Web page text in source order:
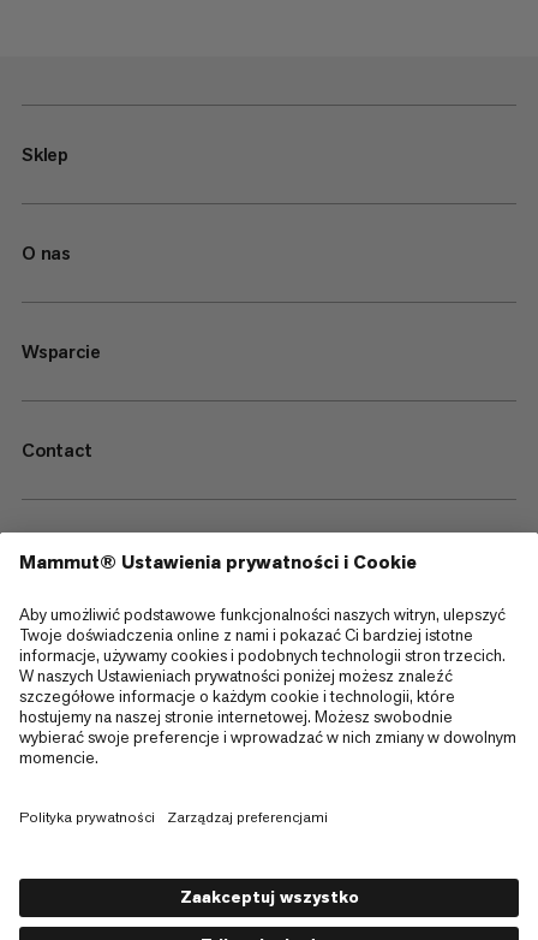
Sklep
O nas
Wsparcie
Contact
—
Sitemap
Cookies
Informacja prawna
Polityka Prywatności Danych